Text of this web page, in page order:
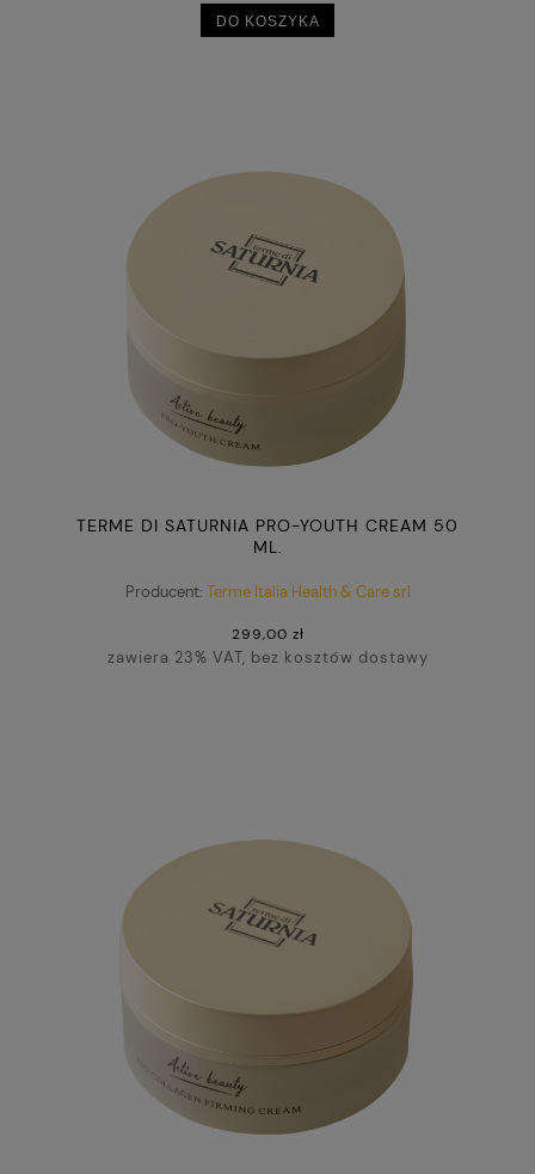
DO KOSZYKA
TERME DI SATURNIA PRO-YOUTH CREAM 50
ML.
Producent: Terme Italia Health & Care srl
299,00 zł
zawiera 23% VAT, bez kosztów dostawy